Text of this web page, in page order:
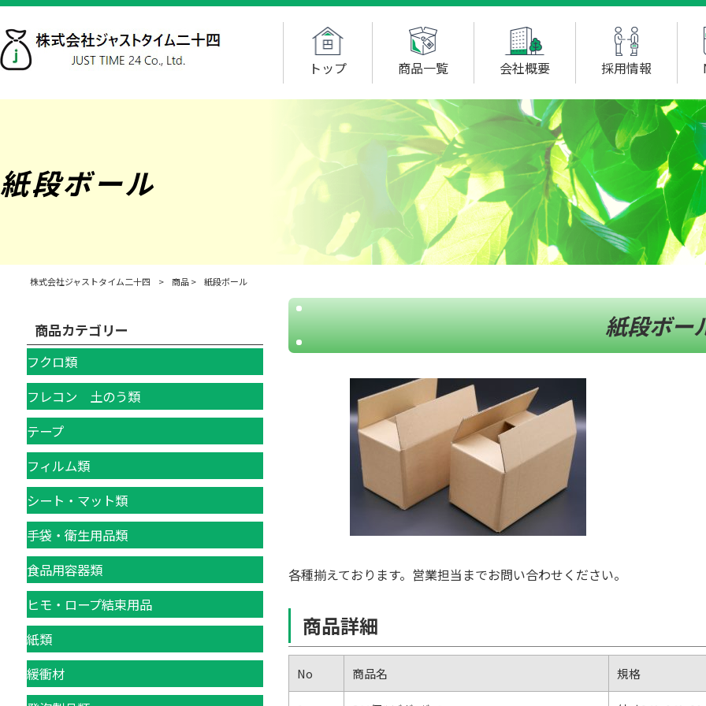
トップ 商品一覧 会社概要 採用情報
紙段ボール
株式会社ジャストタイム二十四 > 商品> 紙段ボール
紙段ボー
各種揃えております。営業担当までお問い合わせください。
商品詳細
No 商品名 規格
商品カテゴリー
フクロ類
フレコン 土のう類
テープ
フィルム類
シート・マット類
手袋・衛生用品類
食品用容器類
ヒモ・ロープ結束用品
紙類
緩衝材